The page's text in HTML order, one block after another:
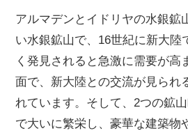
アルマデンとイドリヤの水銀鉱
い水銀鉱山で、16世紀に新大陸
く発見されると急激に需要が高
面で、新大陸との交流が見られ
れています。そして、2つの鉱
で大いに繁栄し、豪華な建築物